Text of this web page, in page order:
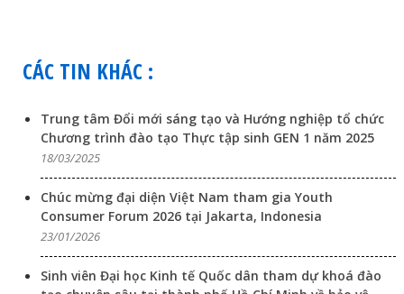
CÁC TIN KHÁC :
Trung tâm Đổi mới sáng tạo và Hướng nghiệp tổ chức
Chương trình đào tạo Thực tập sinh GEN 1 năm 2025
18/03/2025
Chúc mừng đại diện Việt Nam tham gia Youth
Consumer Forum 2026 tại Jakarta, Indonesia
23/01/2026
Sinh viên Đại học Kinh tế Quốc dân tham dự khoá đào